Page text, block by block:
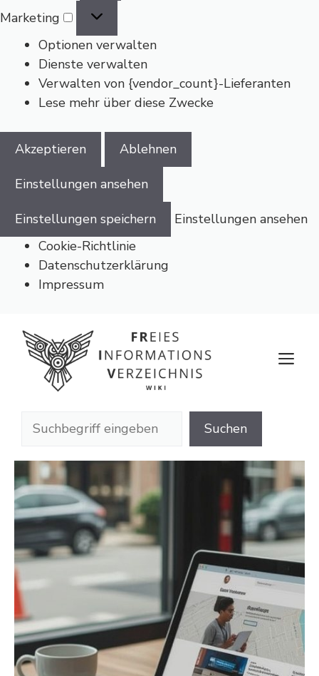
Marketing
Optionen verwalten
Dienste verwalten
Verwalten von {vendor_count}-Lieferanten
Lese mehr über diese Zwecke
Akzeptieren Ablehnen
Einstellungen ansehen
Einstellungen speichern
Einstellungen ansehen
Cookie-Richtlinie
Datenschutzerklärung
Impressum
Inhalt
springen
Suchen